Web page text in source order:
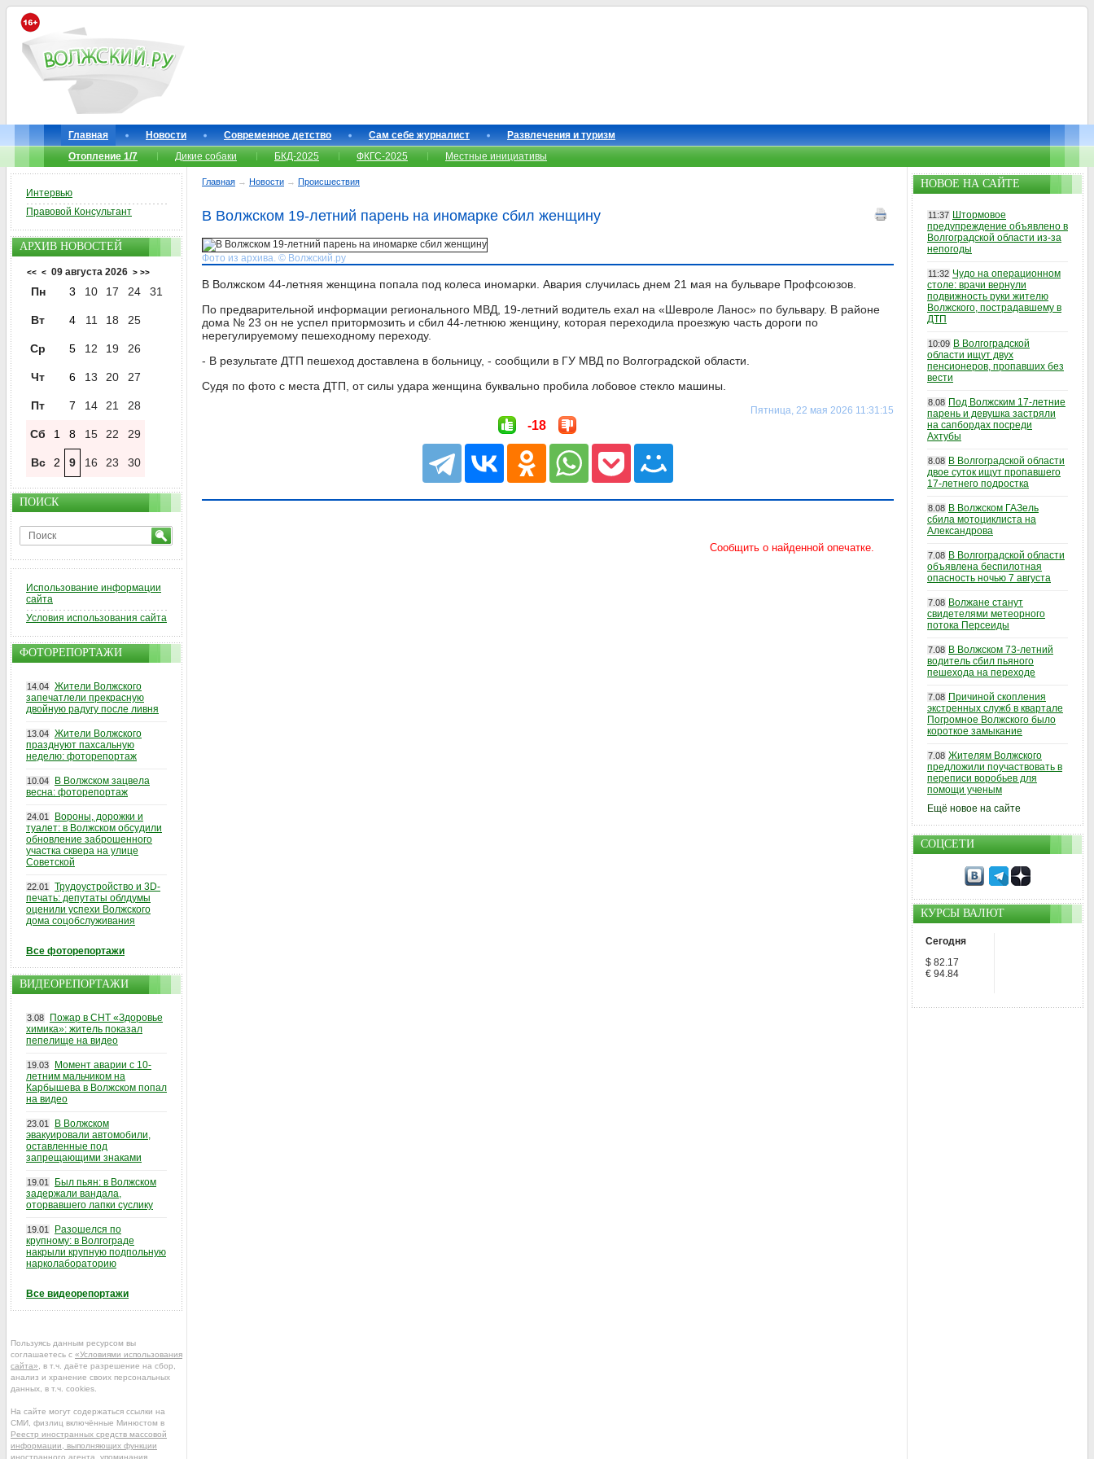
Главная Новости Современное детство Сам себе журналист
Развлечения и туризм
Отопление 1/7
Дикие собаки БКД-2025 ФКГС-2025 Местные инициативы
Главная → Новости → Происшествия
В Волжском 19-летний парень на иномарке сбил женщину
Фото из архива. © Волжский.ру
В Волжском 44-летняя женщина попала под колеса иномарки. Авария случилась днем 21 мая на бульваре Профсоюзов.
По предварительной информации регионального МВД, 19-летний водитель ехал на «Шевроле Ланос» по бульвару. В районе
дома № 23 он не успел притормозить и сбил 44-летнюю женщину, которая переходила проезжую часть дороги по
нерегулируемому пешеходному переходу.
- В результате ДТП пешеход доставлена в больницу, - сообщили в ГУ МВД по Волгоградской области.
Судя по фото с места ДТП, от силы удара женщина буквально пробила лобовое стекло машины.
Пятница, 22 мая 2026 11:31:15
-18
Интервью
Правовой Консультант
АРХИВ НОВОСТЕЙ
<< < 09 августа 2026 > >>
Пн 3 10 17 24 31
Вт 4 11 18 25
Ср 5 12 19 26
Чт 6 13 20 27
Пт 7 14 21 28
Сб 1 8 15 22 29
Вс 2 9 16 23 30
ПОИСК
Использование информации
сайта
Условия использования сайта
ФОТОРЕПОРТАЖИ
14.04 Жители Волжского
запечатлели прекрасную
двойную радугу после ливня
13.04 Жители Волжского
празднуют пахсальную
неделю: фоторепортаж
10.04
В Волжском зацвела
весна: фоторепортаж
24.01
Вороны, дорожки и
туалет: в Волжском обсудили
обновление заброшенного
участка сквера на улице
Советской
22.01
Трудоустройство и 3D-
печать: депутаты облдумы
оценили успехи Волжского
дома соцобслуживания
Все фоторепортажи
ВИДЕОРЕПОРТАЖИ
3.08
Пожар в СНТ «Здоровье
химика»: житель показал
пепелище на видео
19.03
Момент аварии с 10-
летним мальчиком на
Карбышева в Волжском попал
на видео
23.01
В Волжском
эвакуировали автомобили,
оставленные под
запрещающими знаками
19.01
Был пьян: в Волжском
задержали вандала,
оторвавшего лапки суслику
19.01
Разошелся по
крупному: в Волгограде
накрыли крупную подпольную
нарколабораторию
Все видеорепортажи
Пользуясь данным ресурсом вы
соглашаетесь с «Условиями использования
сайта» , в т.ч. даёте разрешение на сбор,
анализ и хранение своих персональных
данных, в т.ч. cookies.
На сайте могут содержаться ссылки на
СМИ, физлиц включённые Минюстом в
Реестр иностранных средств массовой
информации, выполняющих функции
иностранного агента , упоминания
НОВОЕ НА САЙТЕ
11:37 Штормовое
предупреждение объявлено в
Волгоградской области из-за
непогоды
11:32 Чудо на операционном
столе: врачи вернули
подвижность руки жителю
Волжского, пострадавшему в
ДТП
10:09 В Волгоградской
области ищут двух
пенсионеров, пропавших без
вести
8.08 Под Волжским 17-летние
парень и девушка застряли
на сапбордах посреди
Ахтубы
8.08 В Волгоградской области
двое суток ищут пропавшего
17-летнего подростка
8.08 В Волжском ГАЗель
сбила мотоциклиста на
Александрова
7.08 В Волгоградской области
объявлена беспилотная
опасность ночью 7 августа
7.08 Волжане станут
свидетелями метеорного
потока Персеиды
7.08 В Волжском 73-летний
водитель сбил пьяного
пешехода на переходе
7.08 Причиной скопления
экстренных служб в квартале
Погромное Волжского было
короткое замыкание
7.08 Жителям Волжского
предложили поучаствовать в
переписи воробьев для
помощи ученым
Ещё новое на сайте
СОЦСЕТИ
КУРСЫ ВАЛЮТ
Сегодня
$ 82.17
€ 94.84